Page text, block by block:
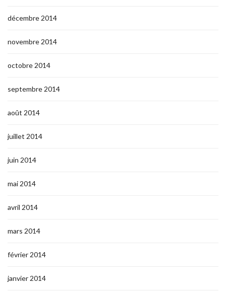
décembre 2014
novembre 2014
octobre 2014
septembre 2014
août 2014
juillet 2014
juin 2014
mai 2014
avril 2014
mars 2014
février 2014
janvier 2014